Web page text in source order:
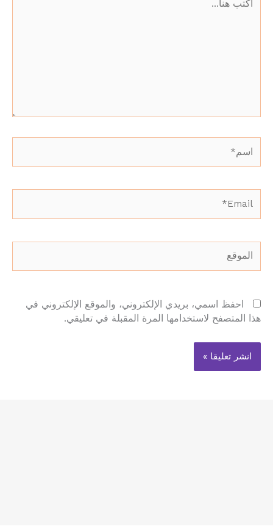
هنا...
احفظ اسمي، بريدي الإلكتروني، والموقع الإلكتروني في
هذا المتصفح لاستخدامها المرة المقبلة في تعليقي.